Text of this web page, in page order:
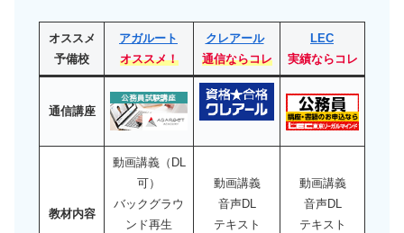
オススメ
予備校
アガルート
オススメ！
クレアール
通信ならコレ
LEC
実績ならコレ
通信講座
教材内容
動画講義（DL
可）
バックグラウ
ンド再生
動画講義
音声DL
テキスト
動画講義
音声DL
テキスト